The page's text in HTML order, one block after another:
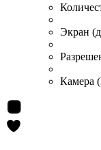
Экран
Камера